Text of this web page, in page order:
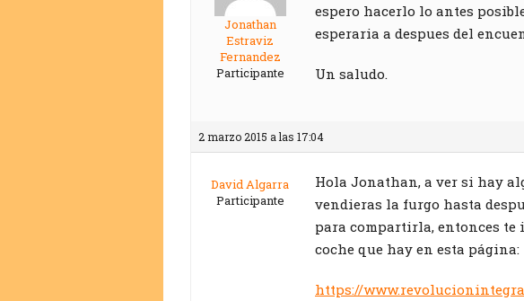
Jonathan
Estraviz
Fernandez
Participante
espero hacerlo lo antes
esperaria a despues del
Un saludo.
2 marzo 2015 a las 17:04
David Algarra
Participante
Hola Jonathan, a ver si hay
vendieras la furgo hasta
para compartirla, entonces te
coche que hay en esta página:
https://